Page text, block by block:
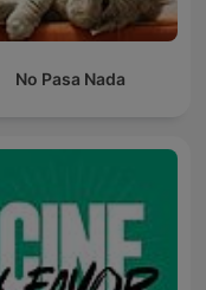
No Pasa Nada